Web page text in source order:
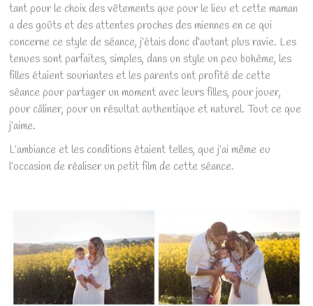
tant pour le choix des vêtements que pour le lieu et cette maman
a des goûts et des attentes proches des miennes en ce qui
concerne ce style de séance, j’étais donc d’autant plus ravie. Les
tenues sont parfaites, simples, dans un style un peu bohème, les
filles étaient souriantes et les parents ont profité de cette
séance pour partager un moment avec leurs filles, pour jouer,
pour câliner, pour un résultat authentique et naturel. Tout ce que
j’aime.
L’ambiance et les conditions étaient telles, que j’ai même eu
l’occasion de réaliser un petit film de cette séance.